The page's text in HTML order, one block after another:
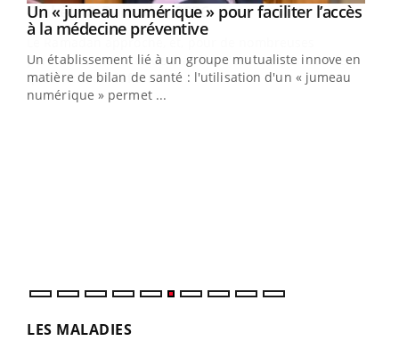
Youtube
Un « jumeau numérique » pour faciliter l’accès
à la médecine préventiveYoutube
Un établissement lié à un groupe mutualiste innove en
matière de bilan de santé : l'utilisation d'un « jumeau
numérique » permet ...
LES MALADIES